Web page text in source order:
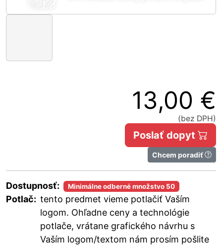
13,00 €
(bez DPH)
Poslať dopyt
Chcem poradiť
Dostupnosť: Minimálne odberné množstvo 50
Potlač: tento predmet vieme potlačiť Vaším
logom. Ohľadne ceny a technológie
potlače, vrátane grafického návrhu s
Vaším logom/textom nám prosím pošlite